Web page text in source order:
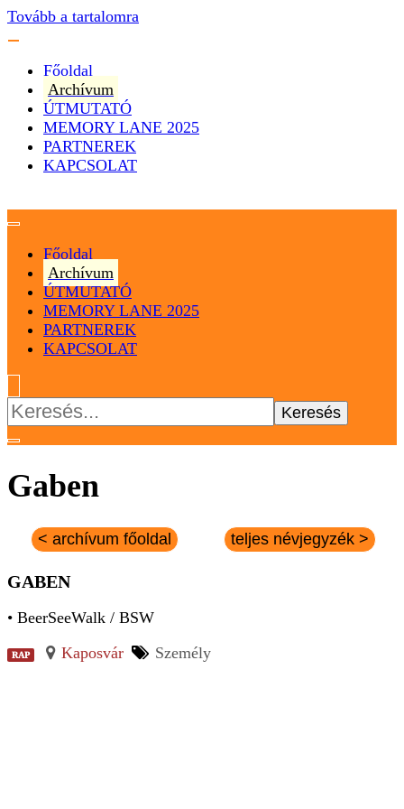
Tovább a tartalomra
Főoldal
Archívum
ÚTMUTATÓ
MEMORY LANE 2025
PARTNEREK
KAPCSOLAT
Magyar Hip Hop Archívum
Magyarország
Főoldal
Archívum
ÚTMUTATÓ
MEMORY LANE 2025
PARTNEREK
KAPCSOLAT
Keresés:
Gaben
< archívum főoldal teljes névjegyzék >
GABEN
• BeerSeeWalk / BSW
RAP Kaposvár Személy